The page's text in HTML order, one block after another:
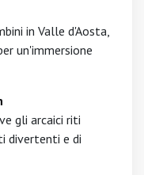
in Valle d'Aosta,
un'immersione
gli arcaici riti
divertenti e di